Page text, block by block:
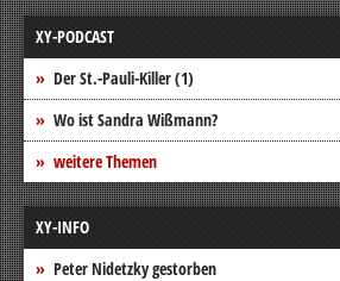
XY-PODCAST
Der St.-Pauli-Killer (1)
Wo ist Sandra Wißmann?
weitere Themen
XY-INFO
Peter Nidetzky gestorben